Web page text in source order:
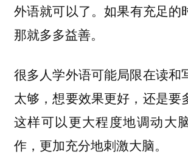
外语就可以了。如果有充足的
那就多多益善。
很多人学外语可能局限在读和
太够，想要效果更好，还是要
这样可以更大程度地调动大
作，更加充分地刺激大脑。